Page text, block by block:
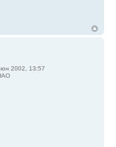
2002, 13:57